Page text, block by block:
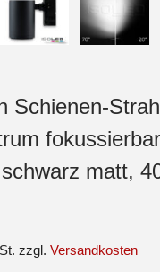
Schienen-
schwarz matt,
zzgl. Versandkosten